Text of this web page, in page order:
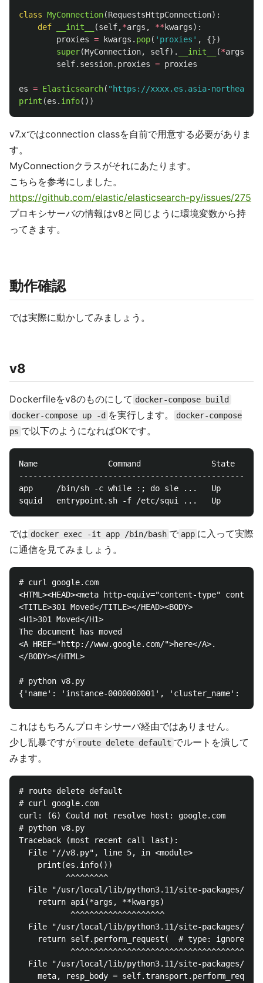
class MyConnection(RequestsHttpConnection):
def
__init__ (self,*args , ** kwargs):
proxies = kwargs . pop( ' proxies ' ,
{})
super(MyConnection, self). __init__ (*args
self. session. proxies = proxies
es = Elasticsearch( " https://xxxx.es.asia-
print (es . info())
v7.xではconnection classを自前で用意する必要がありま
す。
MyConnectionクラスがそれにあたります。
こちらを参考にしました。
https://github.com/elastic/elasticsearch-py/issues/275
プロキシサーバの情報はv8と同じように環境変数から持
ってきます。
動作確認
では実際に動かしてみましょう。
v8
Dockerfileをv8のものにして docker-compose build
docker-compose up -d を実行します。
docker-compose
ps で以下のようになればOKです。
Name               Command
app     /bin/sh -c while :; do
では docker exec -it app /bin/bash で app に入って実際
に通信を見てみましょう。
# curl google.com
<HTML><HEAD><meta http-equiv="content-type"
<TITLE>301 Moved</TITLE></HEAD><BODY>
<H1>301 Moved</H1>
The document has moved
<A HREF="http://www.google.com/">here</A>.
</BODY></HTML>
# python v8.py
これはもちろんプロキシサーバ経由ではありません。
少し乱暴ですが route delete default でルートを潰して
みます。
# route delete default
# curl google.com
curl: (6) Could not resolve host: google.com
# python v8.py
Traceback (most recent call last):
  File "//v8.py", line 5, in <module>
    print(es.info())
          ^^^^^^^^^
File "/usr/local/lib/python3.11/site-packages/
    return api(*args, **kwargs)
           ^^^^^^^^^^^^^^^^^^^^
File "/usr/local/lib/python3.11/site-packages/
return self.perform_request(  # type:
File "/usr/local/lib/python3.11/site-packages/
meta, resp_body =